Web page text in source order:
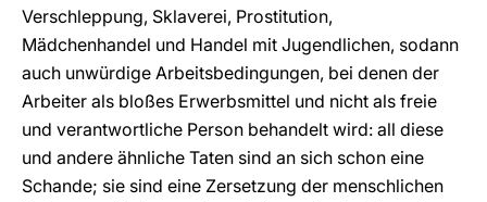
Verschleppung, Sklaverei, Prostitution,
Mädchenhandel und Handel mit Jugendlichen, sodann
auch unwürdige Arbeitsbedingungen, bei denen der
Arbeiter als bloßes Erwerbsmittel und nicht als freie
und verantwortliche Person behandelt wird: all diese
und andere ähnliche Taten sind an sich schon eine
Schande; sie sind eine Zersetzung der menschlichen